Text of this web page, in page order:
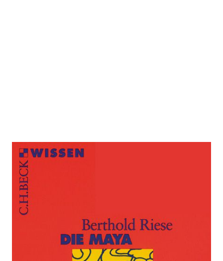
Die Maya
Zur Wunschliste hinzufügen
Geschichte, Kultur, Religion